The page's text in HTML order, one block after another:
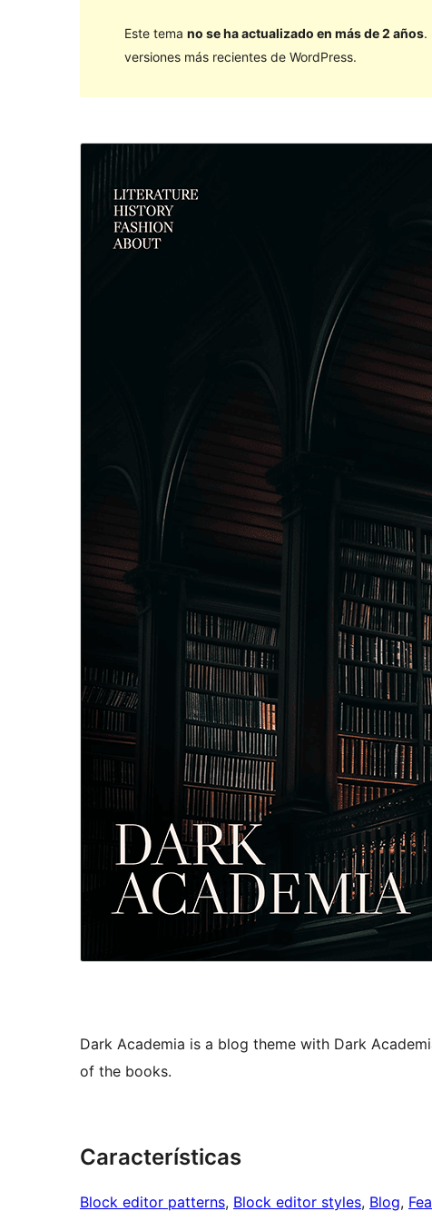
Este tema no se ha actualizado en más de 2 años.
versiones más recientes de WordPress.
Dark Academia is a blog theme with Dark
of the books.
Características
Block editor patterns, Block editor styles, Blog,